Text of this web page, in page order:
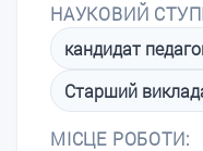
НАУКОВИЙ
кандидат
Старший
МІСЦЕ РОБОТИ: